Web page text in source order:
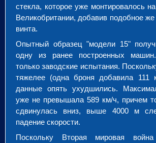
стекла, которое уже монтировалось
Великобритании, добавив подобное же
винта.
Опытный образец "модели 15"
одну из ранее построенных
только заводские испытания.
тяжелее (одна броня добавила 111
данные опять ухудшились.
уже не превышала 589 км/ч, причем
сдвинулась вниз, выше 4000 м
падение скорости.
Поскольку Вторая мировая война